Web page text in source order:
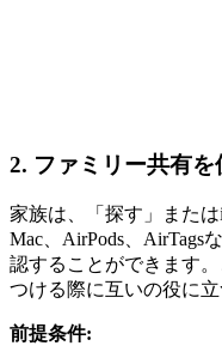
2. ファミリー共有
家族は、「探す」または
Mac、AirPods、AirTags
認することができます
つける際に互いの役に立
前提条件: